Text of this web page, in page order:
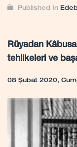
Published In
Rüyadan
tehlikeleri ve
08 Şubat 2020,